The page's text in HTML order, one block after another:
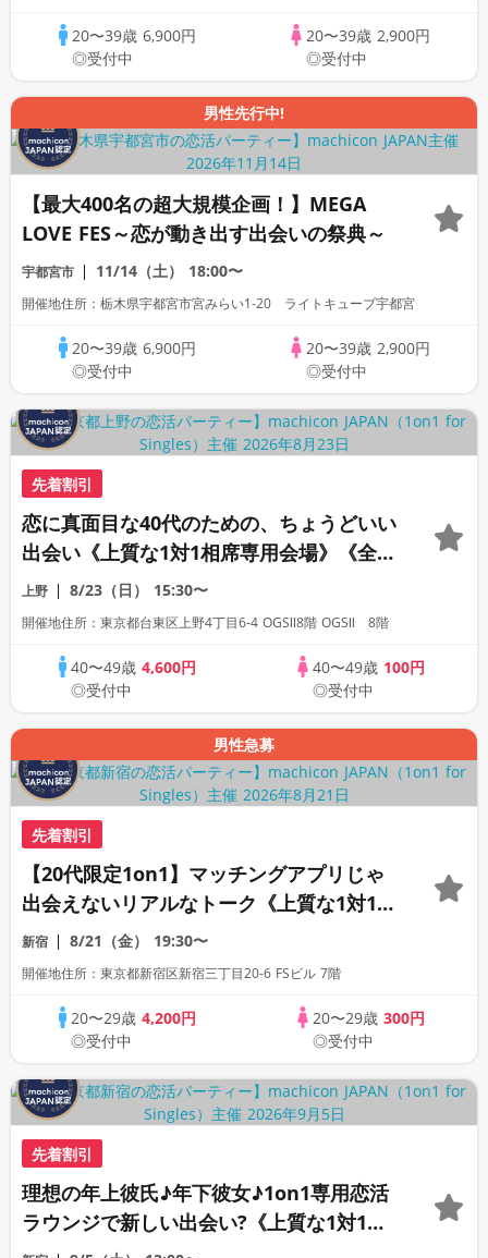
20〜39歳 6,900円
◎受付中
20〜39歳 2,900円
◎受付中
男性先行中!
【最大400名の超大規模企画！】MEGA
LOVE FES～恋が動き出す出会いの祭典～
宇都宮市 11/14（土） 18:00〜
開催地住所：栃木県宇都宮市宮みらい1-20 ライトキューブ宇都宮
20〜39歳 6,900円
◎受付中
20〜39歳 2,900円
◎受付中
先着割引
恋に真面目な40代のための、ちょうどいい
出会い《上質な1対1相席専用会場》《全席
半個室》《飲み放題付き》《machicon
JAPAN主催》
上野 8/23（日） 15:30〜
開催地住所：東京都台東区上野4丁目6-4 OGSⅡ8階 OGSⅡ 8階
40〜49歳4,600円
◎受付中
40〜49歳 100円
◎受付中
男性急募
先着割引
【20代限定1on1】マッチングアプリじゃ
出会えないリアルなトーク《上質な1対1相
席専用会場》《全席半個室》《飲み放題付
き》《machicon JAPAN主催》
新宿 8/21（金） 19:30〜
開催地住所：東京都新宿区新宿三丁目20-6 FSビル 7階
20〜29歳4,200円
◎受付中
20〜29歳 300円
◎受付中
先着割引
理想の年上彼氏♪年下彼女♪1on1専用恋活
ラウンジで新しい出会い?《上質な1対1相
席専用会場》《全席半個室》《飲み放題付